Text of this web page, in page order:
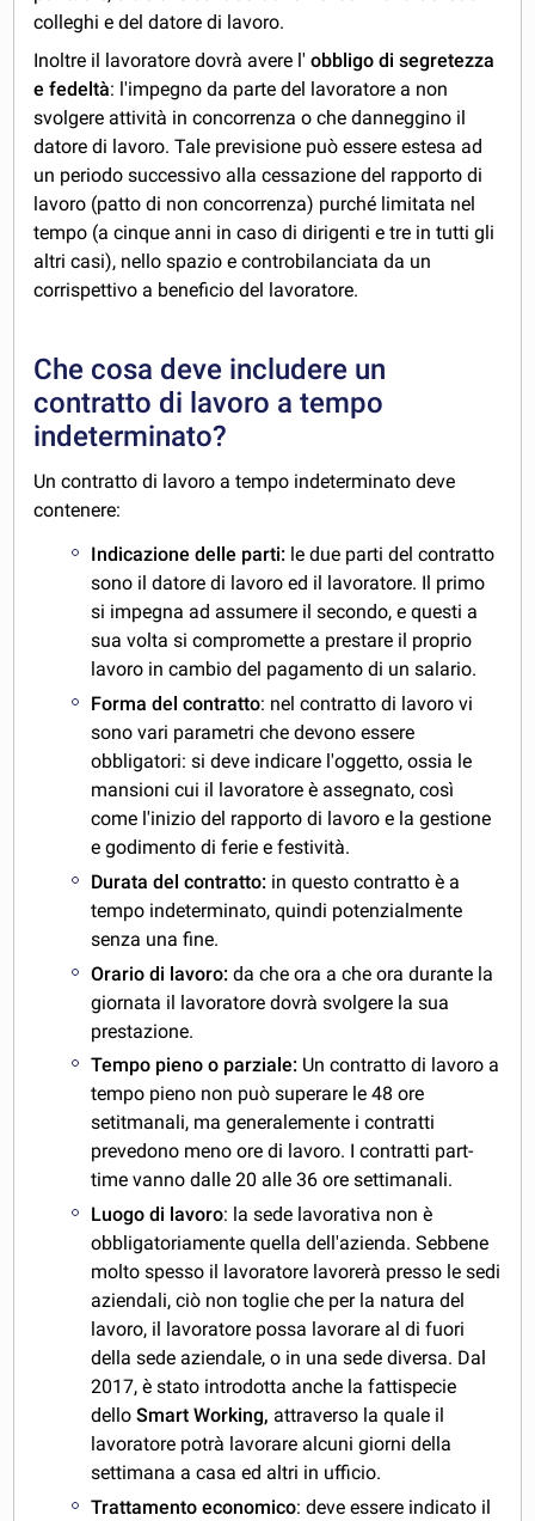
colleghi e del datore di lavoro.
Inoltre il lavoratore dovrà avere l'obbligo di segretezza
e fedeltà: l'impegno da parte del lavoratore a non
svolgere attività in concorrenza o che danneggino il
datore di lavoro. Tale previsione può essere estesa ad
un periodo successivo alla cessazione del rapporto di
lavoro (patto di non concorrenza) purché limitata nel
tempo (a cinque anni in caso di dirigenti e tre in tutti gli
altri casi), nello spazio e controbilanciata da un
corrispettivo a beneficio del lavoratore.
Che cosa deve includere un
contratto di lavoro a tempo
indeterminato?
Un contratto di lavoro a tempo indeterminato deve
contenere:
Indicazione delle parti: le due parti del contratto
sono il datore di lavoro ed il lavoratore. Il primo
si impegna ad assumere il secondo, e questi a
sua volta si compromette a prestare il proprio
lavoro in cambio del pagamento di un salario.
Forma del contratto: nel contratto di lavoro vi
sono vari parametri che devono essere
obbligatori: si deve indicare l'oggetto, ossia le
mansioni cui il lavoratore è assegnato, così
come l'inizio del rapporto di lavoro e la gestione
e godimento di ferie e festività.
Durata del contratto: in questo contratto è a
tempo indeterminato, quindi potenzialmente
senza una fine.
Orario di lavoro: da che ora a che ora durante la
giornata il lavoratore dovrà svolgere la sua
prestazione.
Tempo pieno o parziale: Un contratto di lavoro a
tempo pieno non può superare le 48 ore
setitmanali, ma generalemente i contratti
prevedono meno ore di lavoro. I contratti part-
time vanno dalle 20 alle 36 ore settimanali.
Luogo di lavoro: la sede lavorativa non è
obbligatoriamente quella dell'azienda. Sebbene
molto spesso il lavoratore lavorerà presso le sedi
aziendali, ciò non toglie che per la natura del
lavoro, il lavoratore possa lavorare al di fuori
della sede aziendale, o in una sede diversa. Dal
2017, è stato introdotta anche la fattispecie
delloSmart Working, attraverso la quale il
lavoratore potrà lavorare alcuni giorni della
settimana a casa ed altri in ufficio.
Trattamento economico: deve essere indicato il